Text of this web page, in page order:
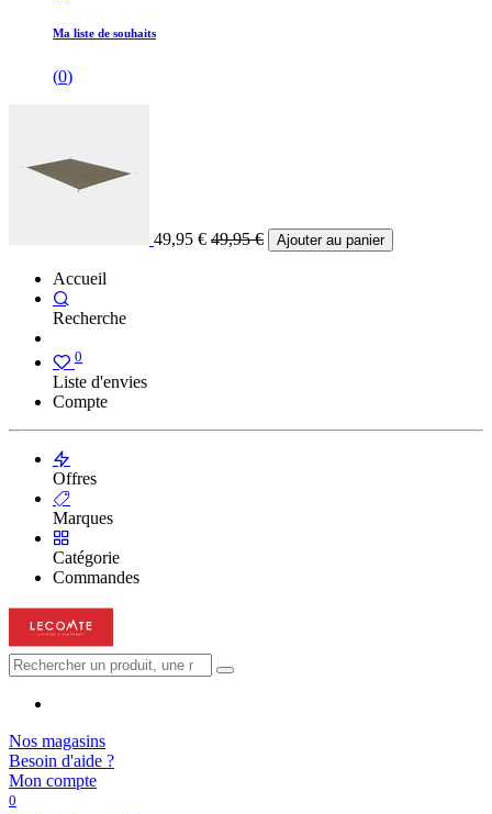
Ma liste de souhaits
(0)
49,95 € 49,95€ Ajouter au panier
Accueil
Recherche
0
Liste d'envies
Compte
Offres
Marques
Catégorie
Commandes
Nos magasins
Besoin d'aide ?
Mon compte
0